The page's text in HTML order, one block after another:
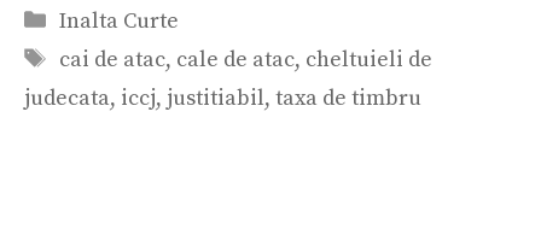
Categorii
Inalta Curte
Etichete
cai de atac, cale de atac, cheltuieli de
judecata, iccj, justitiabil, taxa de timbru